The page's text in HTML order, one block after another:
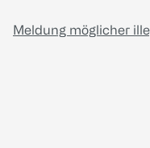
Meldung möglicher